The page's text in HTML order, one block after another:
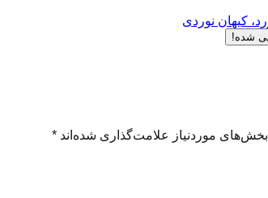
کیهان نوردی
شده!
بخش‌های موردنیاز علامت‌گذاری شده‌اند *